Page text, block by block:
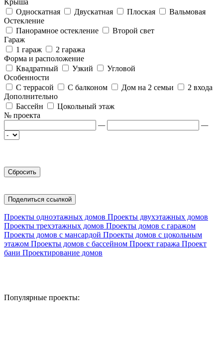
Крыша
Односкатная
Двускатная Плоская
Вальмовая
Остекление
Панорамное остекление
Второй свет
Гараж
1 гараж
2 гаража
Форма и расположение
Квадратный
Узкий
Угловой
Особенности
С террасой
С балконом Дом на 2 семьи
2 входа
Дополнительно
Бассейн
Цокольный этаж
№ проекта
—
—
Поделиться ссылкой
Проекты одноэтажных домов Проекты двухэтажных домов
Проекты трехэтажных домов Проекты домов с гаражом
Проекты домов с мансардой Проекты домов с цокольным
этажом Проекты домов с бассейном Проект гаража Проект
бани Проектирование домов
Популярные проекты: